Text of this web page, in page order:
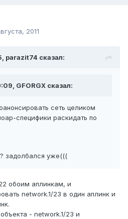
2011
parazit74 сказал:
GFORGX сказал:
сеть целиком
специфики раскидать по
задолбался уже(((
обоим аплинкам, и
network.1/23 в один аплинк и
- network.1/23 и